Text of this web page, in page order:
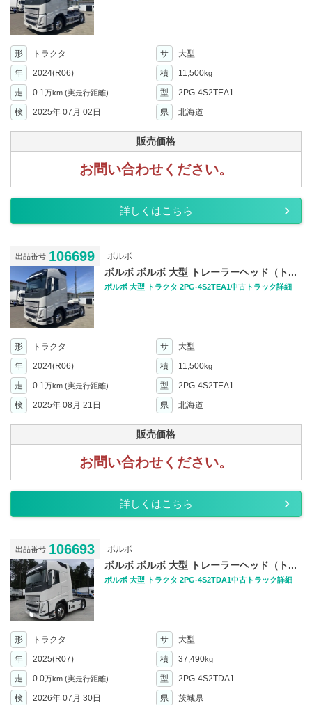
形 トラクタ サ
大型
年
2024(R06) 積 11,500kg
走 0.1万km (実走行距離) 型
2PG-4S2TEA1
検
2025年 07月 02日 県 北海道
販売価格
お問い合わせください。
詳しくはこちら
出品番号 106699 ボルボ
ボルボ ボルボ 大型 トレーラーヘッド（ト...
ボルボ 大型 トラクタ 2PG-4S2TEA1中古トラック詳細
形 トラクタ サ
大型
年
2024(R06) 積 11,500kg
走 0.1万km (実走行距離) 型
2PG-4S2TEA1
検
2025年 08月 21日 県 北海道
販売価格
お問い合わせください。
詳しくはこちら
出品番号 106693 ボルボ
ボルボ ボルボ 大型 トレーラーヘッド（ト...
ボルボ 大型 トラクタ 2PG-4S2TDA1中古トラック詳細
形 トラクタ サ
大型
年
2025(R07) 積 37,490kg
走 0.0万km (実走行距離) 型
2PG-4S2TDA1
検
2026年 07月 30日 県 茨城県